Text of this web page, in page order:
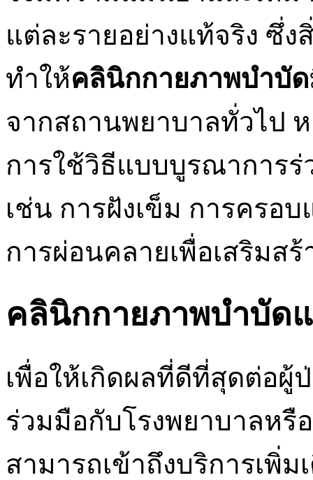
แต่ละรายอย่างแท้จริง ซึ่ง
ทำให้คลินิกกายภาพบำบัด
จากสถานพยาบาลทั่วไป
การใช้วิธีแบบบูรณาการร่
เช่น การฝังเข็ม การครอ
การผ่อนคลายเพื่อเสริมส
คลินิกกายภาพบำบัด
เพื่อให้เกิดผลที่ดีที่สุดต่อผู้
ร่วมมือกับโรงพยาบาลหรื
สามารถเข้าถึงบริการเพิ่ม